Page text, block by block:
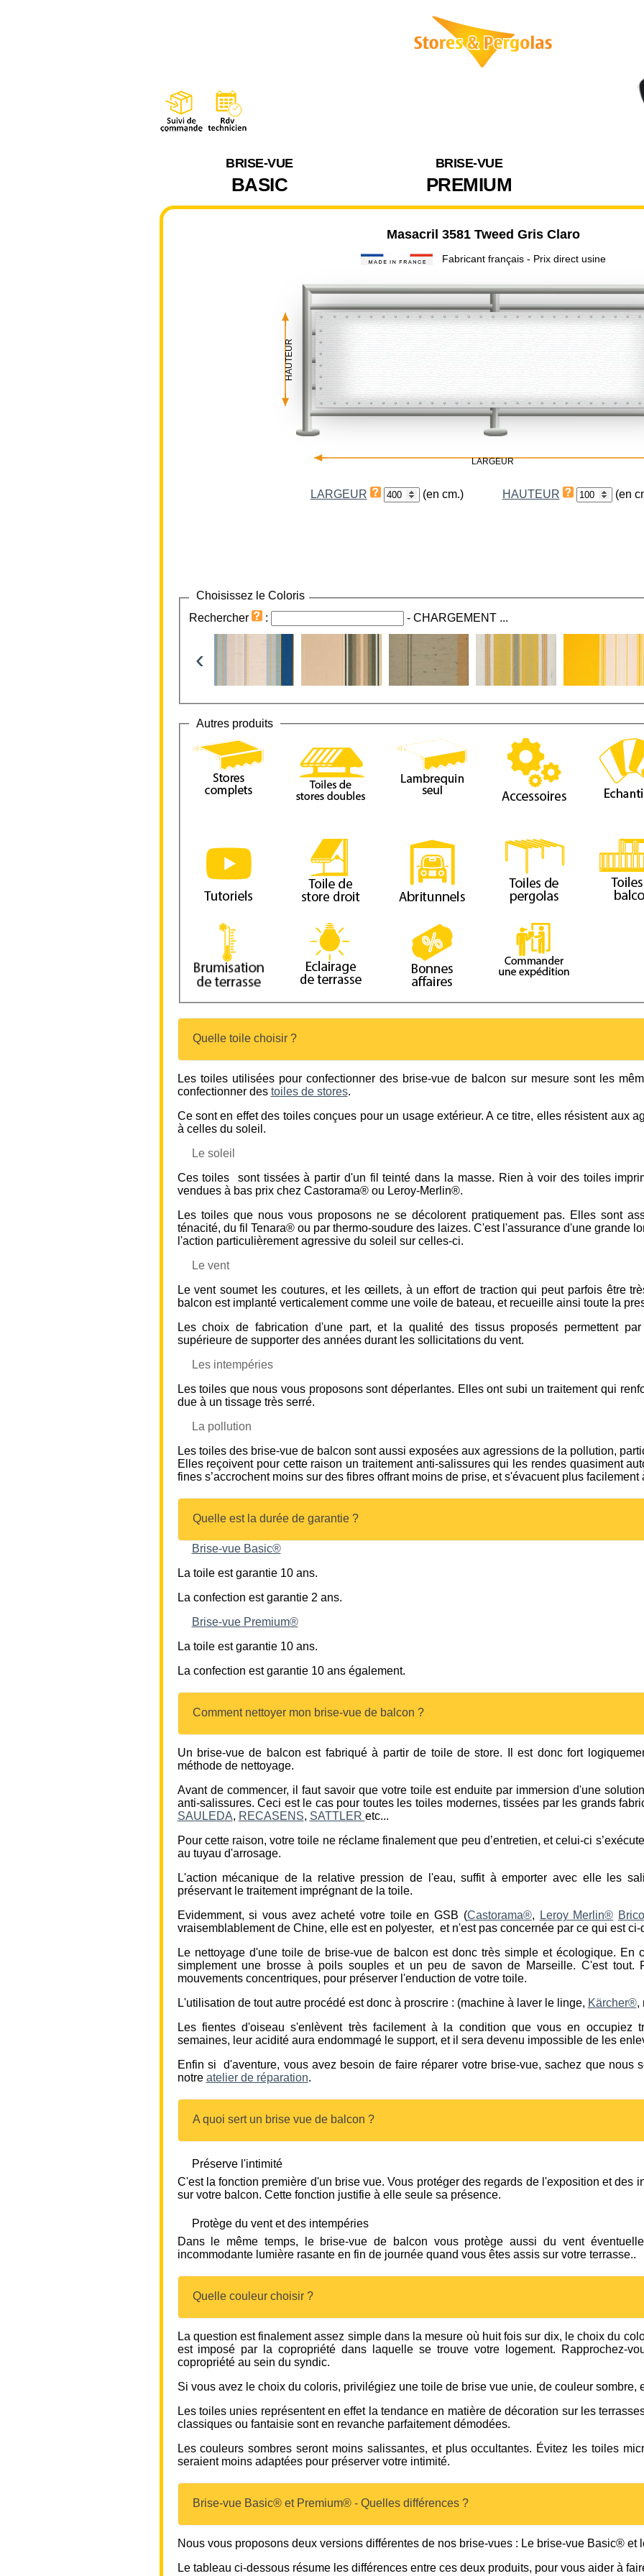
BRISE-VUE
BASIC
BRISE-VUE
PREMIUM
Masacril 3581 Tweed Gris Claro
Fabricant français - Prix direct usine
HAUTEUR
LARGEUR
LARGEUR (en cm.) HAUTEUR (en
Choisissez le Coloris
Rechercher
: - CHARGEMENT ...
‹
Autres produits
Quelle toile choisir ?
Les toiles utilisées pour confectionner des brise-vue de balcon sur mesure sont les
confectionner des toiles de stores.
Ce sont en effet des toiles conçues pour un usage extérieur. A ce titre, elles résistent aux
à celles du soleil.
Le soleil
Ces toiles sont tissées à partir d'un fil teinté dans la masse. Rien à voir des toiles
vendues à bas prix chez Castorama® ou Leroy-Merlin®.
Les toiles que nous vous proposons ne se décolorent pratiquement pas. Elles sont
ténacité, du fil Tenara® ou par thermo-soudure des laizes. C'est l'assurance d'une grande
l'action particulièrement agressive du soleil sur celles-ci.
Le vent
Le vent soumet les coutures, et les œillets, à un effort de traction qui peut parfois être
balcon est implanté verticalement comme une voile de bateau, et recueille ainsi toute la
Les choix de fabrication d'une part, et la qualité des tissus proposés permettent
supérieure de supporter des années durant les sollicitations du vent.
Les intempéries
Les toiles que nous vous proposons sont déperlantes. Elles ont subi un traitement qui
due à un tissage très serré.
La pollution
Les toiles des brise-vue de balcon sont aussi exposées aux agressions de la pollution,
Elles reçoivent pour cette raison un traitement anti-salissures qui les rendes quasiment
fines s’accrochent moins sur des fibres offrant moins de prise, et s'évacuent plus
Quelle est la durée de garantie ?
Brise-vue Basic®
La toile est garantie 10 ans.
La confection est garantie 2 ans.
Brise-vue Premium®
La toile est garantie 10 ans.
La confection est garantie 10 ans également.
Comment nettoyer mon brise-vue de balcon ?
Un brise-vue de balcon est fabriqué à partir de toile de store. Il est donc fort
méthode de nettoyage.
Avant de commencer, il faut savoir que votre toile est enduite par immersion d'une
anti-salissures. Ceci est le cas pour toutes les toiles modernes, tissées par les grands
SAULEDA, RECASENS, SATTLER etc...
Pour cette raison, votre toile ne réclame finalement que peu d’entretien, et celui-ci
au tuyau d'arrosage.
L'action mécanique de la relative pression de l'eau, suffit à emporter avec elle les
préservant le traitement imprégnant de la toile.
Evidemment, si vous avez acheté votre toile en GSB (Castorama®, Leroy Merlin®
vraisemblablement de Chine, elle est en polyester, et n'est pas concernée par ce qui est ci-
Le nettoyage d'une toile de brise-vue de balcon est donc très simple et écologique. En
simplement une brosse à poils souples et un peu de savon de Marseille. C'est tout.
mouvements concentriques, pour préserver l'enduction de votre toile.
L'utilisation de tout autre procédé est donc à proscrire : (machine à laver le linge, Kärcher®,
Les fientes d'oiseau s'enlèvent très facilement à la condition que vous en occupiez
semaines, leur acidité aura endommagé le support, et il sera devenu impossible de les
Enfin si d'aventure, vous avez besoin de faire réparer votre brise-vue, sachez que nous
notre atelier de réparation.
A quoi sert un brise vue de balcon ?
Préserve l'intimité
C'est la fonction première d'un brise vue. Vous protéger des regards de l'exposition et des
sur votre balcon. Cette fonction justifie à elle seule sa présence.
Protège du vent et des intempéries
Dans le même temps, le brise-vue de balcon vous protège aussi du vent
incommodante lumière rasante en fin de journée quand vous êtes assis sur votre terrasse..
Quelle couleur choisir ?
La question est finalement assez simple dans la mesure où huit fois sur dix, le choix du
est imposé par la copropriété dans laquelle se trouve votre logement. Rapprochez-
copropriété au sein du syndic.
Si vous avez le choix du coloris, privilégiez une toile de brise vue unie, de couleur sombre,
Les toiles unies représentent en effet la tendance en matière de décoration sur les
classiques ou fantaisie sont en revanche parfaitement démodées.
Les couleurs sombres seront moins salissantes, et plus occultantes. Évitez les toiles
seraient moins adaptées pour préserver votre intimité.
Brise-vue Basic® et Premium® - Quelles différences ?
Nous vous proposons deux versions différentes de nos brise-vues : Le brise-vue Basic® et
Le tableau ci-dessous résume les différences entre ces deux produits, pour vous aider à